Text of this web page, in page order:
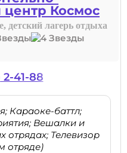
центр Космос
детский лагерь отдыха
2-41-88
Караоке-баттл;
Вешалки и
отрядах; Телевизор
отряде)